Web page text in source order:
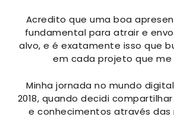
Acredito que uma boa
fundamental para atrair e
alvo, e é exatamente isso que
em cada projeto que me
Minha jornada no mundo
2018, quando decidi
e conhecimentos através das